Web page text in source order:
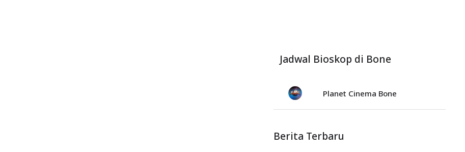
Jadwal Bioskop di Bone
Planet Cinema Bone
Berita Terbaru